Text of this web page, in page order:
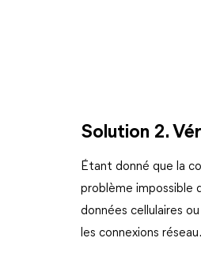
Solution 2.
Étant donné que la
problème impossible
données cellulaires
les connexions réseau.